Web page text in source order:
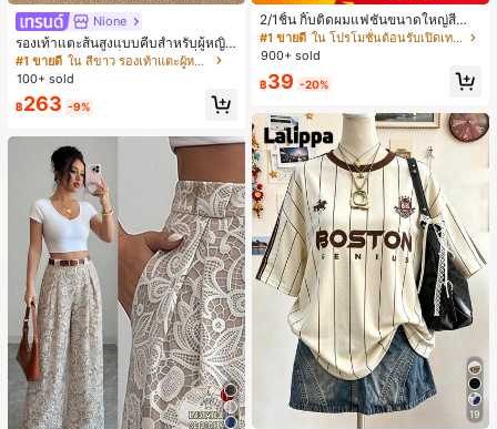
Nione
รองเท้าแตะส้นสูงแบบคีบสำหรับผู้หญิง
สไตล์คลาสสิก สีบล็อก สไตล์แฟรี่ฤดูร้อ
น ส้นเข็ม รองเท้าแตะแบบคีบ รองเท้าแ
ตะชายหาดแฟชั่นสายไขว้ รองเท้าผู้ห
ญิง สำหรับออฟฟิศ บ้าน กลางแจ้ง ดีไซ
น์หัวเหลี่ยม ชิคและหรูหรา สำหรับเดทไ
นท์
#1 ขายดี
ใน สีขาว รองเท้าแตะผู้หญิง
100+ sold
฿263 -9%
2/1ชิ้น กิ๊บติดผมแฟชั่นขนาดใหญ่สีน้ำ
ตาลชานมสำหรับผู้หญิง เหมาะสำหรับก
ารอาบน้ำ ล้างหน้า และจัดแต่งทรงผม
#1 ขายดี
ใน โปรโมชั่นต้อนรับเปิดเทอม เครื่องประดับผมผู้หญิง
900+ sold
฿39 -20%
19